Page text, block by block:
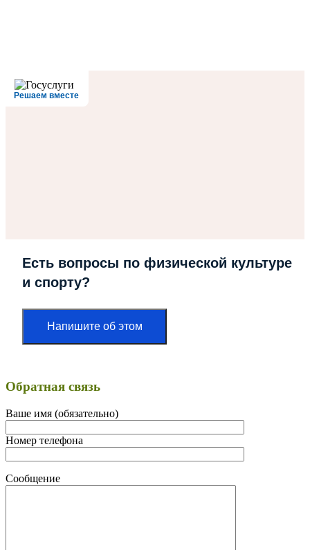
Решаем вместе
Есть вопросы по физической культуре
и спорту?
Напишите об этом
Обратная связь
Ваше имя (обязательно)
Номер телефона
Сообщение